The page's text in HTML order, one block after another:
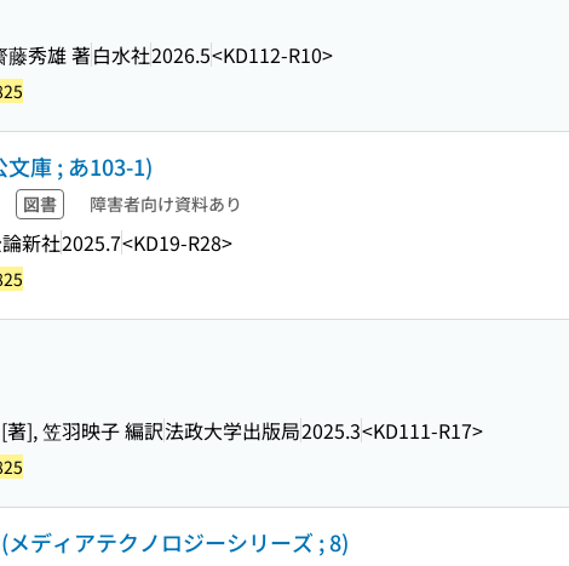
藤秀雄 著白水社2026.5<KD112-R10>
庫 ; あ103-1)
図書 障害者向け資料あり
新社2025.7<KD19-R28>
], 笠羽映子 編訳法政大学出版局2025.3<KD111-R17>
ディアテクノロジーシリーズ ; 8)